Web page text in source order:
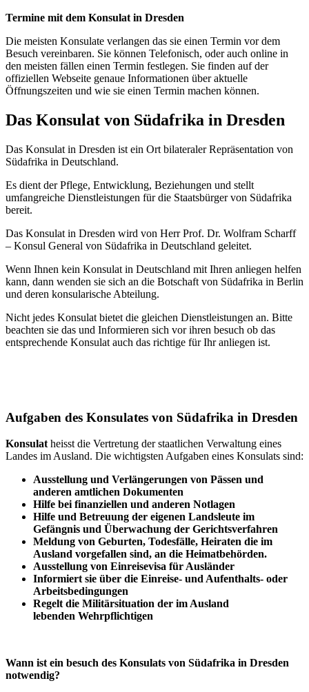
Termine mit dem Konsulat in Dresden
Die meisten Konsulate verlangen das sie einen Termin vor dem
Besuch vereinbaren. Sie können Telefonisch, oder auch online in
den meisten fällen einen Termin festlegen. Sie finden auf der
offiziellen Webseite genaue Informationen über aktuelle
Öffnungszeiten und wie sie einen Termin machen können.
Das Konsulat von Südafrika in Dresden
Das Konsulat in Dresden ist ein Ort bilateraler Repräsentation von
Südafrika in Deutschland.
Es dient der Pflege, Entwicklung, Beziehungen und stellt
umfangreiche Dienstleistungen für die Staatsbürger von Südafrika
bereit.
Das Konsulat in Dresden wird von Herr Prof. Dr. Wolfram Scharff
– Konsul General von Südafrika in Deutschland geleitet.
Wenn Ihnen kein Konsulat in Deutschland mit Ihren anliegen helfen
kann, dann wenden sie sich an die Botschaft von Südafrika in Berlin
und deren konsularische Abteilung.
Nicht jedes Konsulat bietet die gleichen Dienstleistungen an. Bitte
beachten sie das und Informieren sich vor ihren besuch ob das
entsprechende Konsulat auch das richtige für Ihr anliegen ist.
Aufgaben des Konsulates von Südafrika in Dresden
Konsulatheisst die Vertretung der staatlichen Verwaltung eines
Landes im Ausland. Die wichtigsten Aufgaben eines Konsulats sind:
Ausstellung und Verlängerungen von Pässen und
anderen amtlichen Dokumenten
Hilfe bei finanziellen und anderen Notlagen
Hilfe und Betreuung der eigenen Landsleute im
Gefängnis und Überwachung der Gerichtsverfahren
Meldung von Geburten, Todesfälle, Heiraten die im
Ausland vorgefallen sind, an die Heimatbehörden.
Ausstellung von Einreisevisa für Ausländer
Informiert sie über die Einreise- und Aufenthalts- oder
Arbeitsbedingungen
Regelt die Militärsituation der im Ausland
lebenden Wehrpflichtigen
Wann ist ein besuch des Konsulats von Südafrika in Dresden
notwendig?